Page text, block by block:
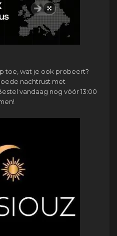
toe, wat je ook probeert?
nachtrust met
Bestel vandaag nog vóór 13:00